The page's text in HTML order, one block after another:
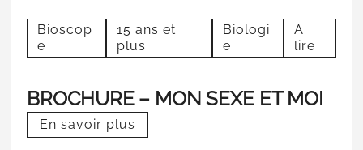
Bioscop
e
15 ans et
plus
Biologi
e
A
lire
BROCHURE – MON SEXE ET MOI
En savoir plus